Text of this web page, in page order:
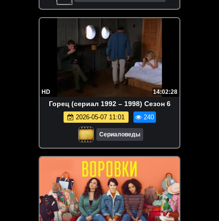
HD 14:02:28
Горец (сериал 1992 – 1998) Сезон 6
2026-05-07 11:01 240
Сериаловеды